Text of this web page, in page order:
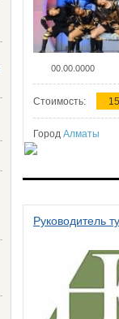
00.00.0000
Стоимость:
Город Алматы
Руководитель